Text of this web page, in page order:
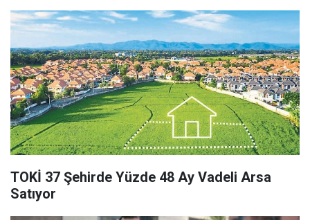
TOKİ 37 Şehirde Yüzde 48 Ay Vadeli Arsa
Satıyor